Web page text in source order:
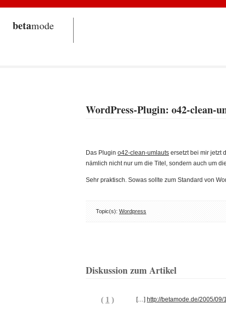
betamode
WordPress-Plugin: o42-clean-
Das Plugin o42-clean-umlauts ersetzt bei mir jetzt
nämlich nicht nur um die Titel, sondern auch um
Sehr praktisch. Sowas sollte zum Standard von
Topic(s): Wordpress
Diskussion zum Artikel
( 1 ) […] http://betamode.de/2005/